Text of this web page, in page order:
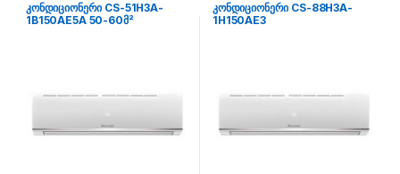
კონდიციონერი CS-51H3A-
1B150AE5A 50-60მ²
კონდიციონერი CS-88H3A-
1H150AE3